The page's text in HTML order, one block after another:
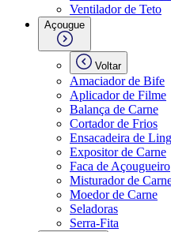
Ventilador de Teto
Açougue
Voltar
Amaciador de Bife
Aplicador de Filme
Balança de Carne
Cortador de Frios
Ensacadeira de
Expositor de Carne
Faca de Açougueiro
Misturador de
Moedor de Carne
Seladoras
Serra-Fita